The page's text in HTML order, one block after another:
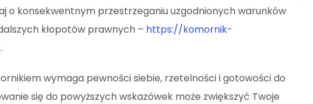
o konsekwentnym przestrzeganiu uzgodnionych warunków
kłopotów prawnych – https://komornik-
.
wymaga pewności siebie, rzetelności i gotowości do
się do powyższych wskazówek może zwiększyć Twoje